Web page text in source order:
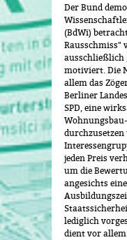
Der Bund
(BdWi)
Rausschmiss"
ausschließlich
motiviert. Die
allem das
Berliner
SPD, eine
jeden Preis
um die
angesichts
lediglich
dient vor